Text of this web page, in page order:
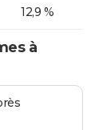
12,9 %
à